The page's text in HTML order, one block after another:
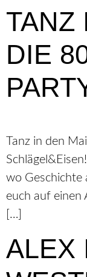
TANZ
DIE
Tanz in den
wo
euch auf einen
[…]
ALEX